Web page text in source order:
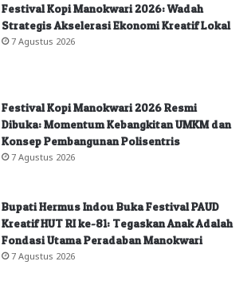
Festival Kopi Manokwari 2026: Wadah
Strategis Akselerasi Ekonomi Kreatif Lokal
7 Agustus 2026
Festival Kopi Manokwari 2026 Resmi
Dibuka: Momentum Kebangkitan UMKM dan
Konsep Pembangunan Polisentris
7 Agustus 2026
Bupati Hermus Indou Buka Festival PAUD
Kreatif HUT RI ke-81: Tegaskan Anak Adalah
Fondasi Utama Peradaban Manokwari
7 Agustus 2026